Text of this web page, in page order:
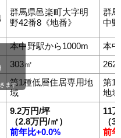
群馬県邑楽町大字明
野42番8《地番》
群
中
本中野駅から1000m
本
303㎡ 262
第1種低層住居専用地
域
第1
地域
9.2万円/坪
（2.8万円/㎡）
前年比+0.0%
11
（
前
ます